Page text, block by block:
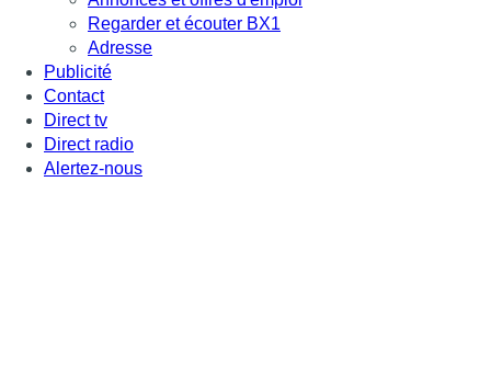
Regarder et écouter BX1
Adresse
Publicité
Contact
Direct tv
Direct radio
Alertez-nous